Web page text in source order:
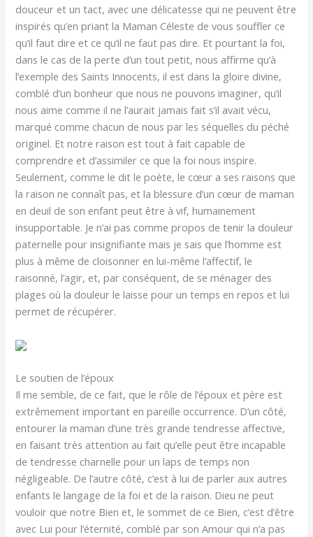
douceur et un tact, avec une délicatesse qui ne peuvent être
inspirés qu’en priant la Maman Céleste de vous souffler ce
qu’il faut dire et ce qu’il ne faut pas dire. Et pourtant la foi,
dans le cas de la perte d’un tout petit, nous affirme qu’à
l’exemple des Saints Innocents, il est dans la gloire divine,
comblé d’un bonheur que nous ne pouvons imaginer, qu’il
nous aime comme il ne l’aurait jamais fait s’il avait vécu,
marqué comme chacun de nous par les séquelles du péché
originel. Et notre raison est tout à fait capable de
comprendre et d’assimiler ce que la foi nous inspire.
Seulement, comme le dit le poète, le cœur a ses raisons que
la raison ne connaît pas, et la blessure d’un cœur de maman
en deuil de son enfant peut être à vif, humainement
insupportable. Je n’ai pas comme propos de tenir la douleur
paternelle pour insignifiante mais je sais que l’homme est
plus à même de cloisonner en lui-même l’affectif, le
raisonné, l’agir, et, par conséquent, de se ménager des
plages où la douleur le laisse pour un temps en repos et lui
permet de récupérer.
Le soutien de l’époux
Il me semble, de ce fait, que le rôle de l’époux et père est
extrêmement important en pareille occurrence. D’un côté,
entourer la maman d’une très grande tendresse affective,
en faisant très attention au fait qu’elle peut être incapable
de tendresse charnelle pour un laps de temps non
négligeable. De l’autre côté, c’est à lui de parler aux autres
enfants le langage de la foi et de la raison. Dieu ne peut
vouloir que notre Bien et, le sommet de ce Bien, c’est d’être
avec Lui pour l’éternité, comblé par son Amour qui n’a pas